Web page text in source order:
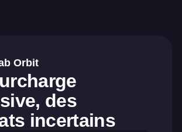
Orbit
des
incertains